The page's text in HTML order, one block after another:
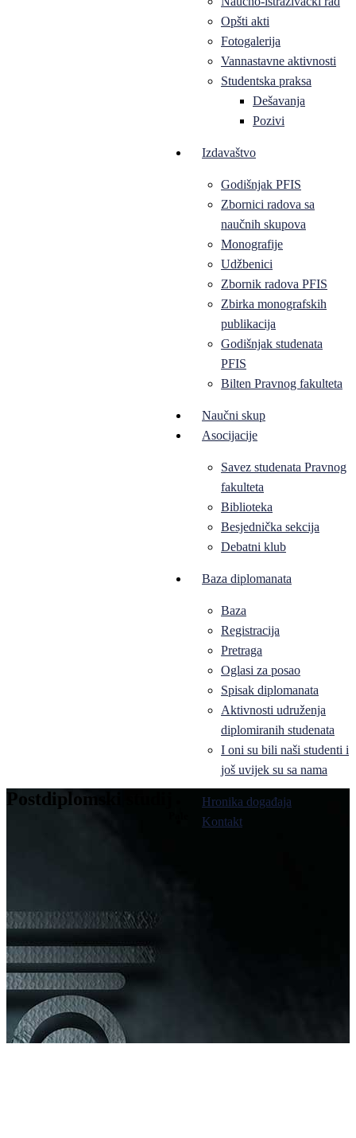
Opšti akti
Fotogalerija
Vannastavne aktivnosti
Studentska praksa
Dešavanja
Pozivi
Izdavaštvo
Godišnjak PFIS
Zbornici radova sa
naučnih skupova
Monografije
Udžbenici
Zbornik radova PFIS
Zbirka monografskih
publikacija
Godišnjak studenata
PFIS
Bilten Pravnog fakulteta
Naučni skup
Asocijacije
Savez studenata Pravnog
fakulteta
Biblioteka
Besjednička sekcija
Debatni klub
Baza diplomanata
Baza
Registracija
Pretraga
Oglasi za posao
Spisak diplomanata
Aktivnosti udruženja
diplomiranih studenata
I oni su bili naši studenti i
još uvijek su sa nama
Hronika događaja
Kontakt
Postdiplomski studij